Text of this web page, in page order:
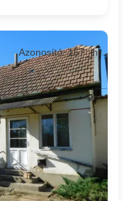
Azonosító: 167_jh